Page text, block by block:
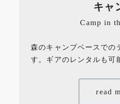
キャ
Camp in
森のキャンプベースでの
す。ギアのレンタルも可
read